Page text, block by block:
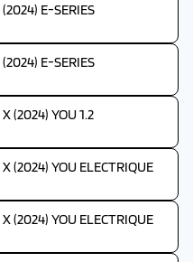
E-SERIES
E-SERIES
(2024) YOU 1.2
(2024) YOU ELECTRIQUE
(2024) YOU ELECTRIQUE